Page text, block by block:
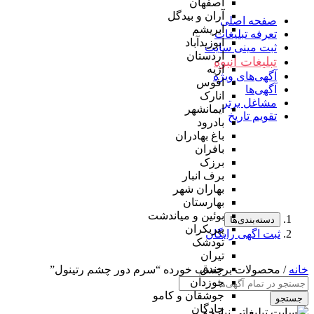
اصفهان
آران و بیدگل
ابریشم
ابوزیدآباد
اردستان
اژیه
افوس
انارک
ایمانشهر
بادرود
باغ بهادران
بافران
برزک
برف انبار
بهاران شهر
بهارستان
بوئین و میاندشت
پیربکران
تودشک
تیران
جندق
جوزدان
جوشقان و کامو
چادگان
صفحه اصلی
تعرفه تبلیغات
ثبت مینی سایت
تبلیغات انبوه
آگهی‌های ویژه
آگهی‌ها
مشاغل برتر
تقویم تاریخ
دسته‌بندی‌ها
ثبت اگهی رایگان
خانه / محصولات برچسب خورده “سرم دور چشم رتینول”
جستجو